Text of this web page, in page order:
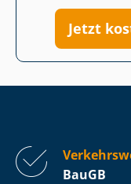
Jetzt
BauGB